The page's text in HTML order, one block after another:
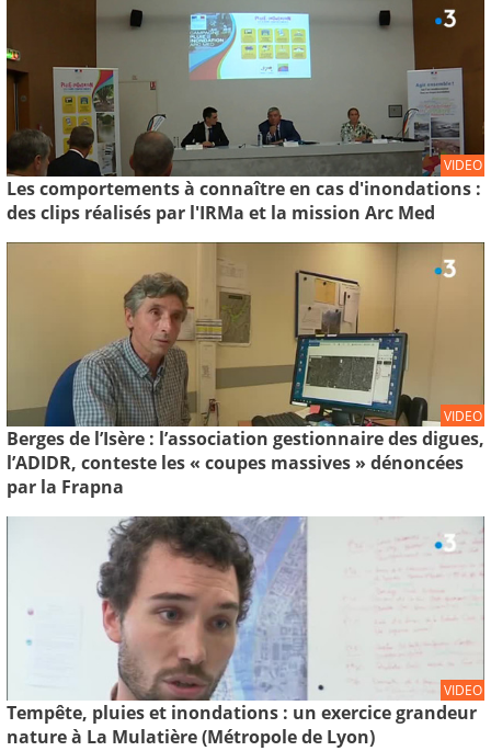
VIDEO
Les comportements à connaître en cas d'inondations :
des clips réalisés par l'IRMa et la mission Arc Med
VIDEO
Berges de l’Isère : l’association gestionnaire des digues,
l’ADIDR, conteste les « coupes massives » dénoncées
par la Frapna
VIDEO
Tempête, pluies et inondations : un exercice grandeur
nature à La Mulatière (Métropole de Lyon)